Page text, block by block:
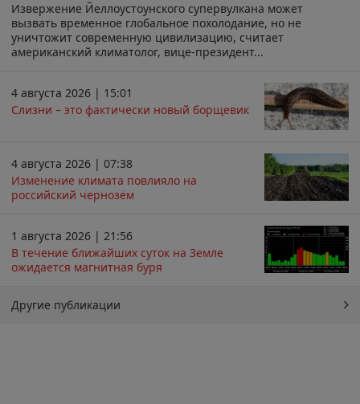
Извержение Йеллоустоунского супервулкана может
вызвать временное глобальное похолодание, но не
уничтожит современную цивилизацию, считает
американский климатолог, вице-президент...
4 августа 2026 | 15:01
Слизни – это фактически новый борщевик
4 августа 2026 | 07:38
Изменение климата повлияло на
российский чернозём
1 августа 2026 | 21:56
В течение ближайших суток на Земле
ожидается магнитная буря
Другие публикации